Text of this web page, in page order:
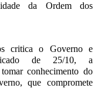
da Ordem dos
critica o Governo e
de 25/10, a
conhecimento do
que compromete